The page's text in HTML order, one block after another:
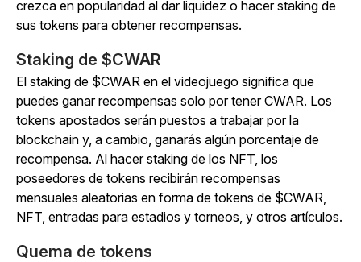
crezca en popularidad al dar liquidez o hacer staking de
sus tokens para obtener recompensas.
Staking de $CWAR
El staking de $CWAR en el videojuego significa que
puedes ganar recompensas solo por tener CWAR. Los
tokens apostados serán puestos a trabajar por la
blockchain y, a cambio, ganarás algún porcentaje de
recompensa. Al hacer staking de los NFT, los
poseedores de tokens recibirán recompensas
mensuales aleatorias en forma de tokens de $CWAR,
NFT, entradas para estadios y torneos, y otros artículos.
Quema de tokens